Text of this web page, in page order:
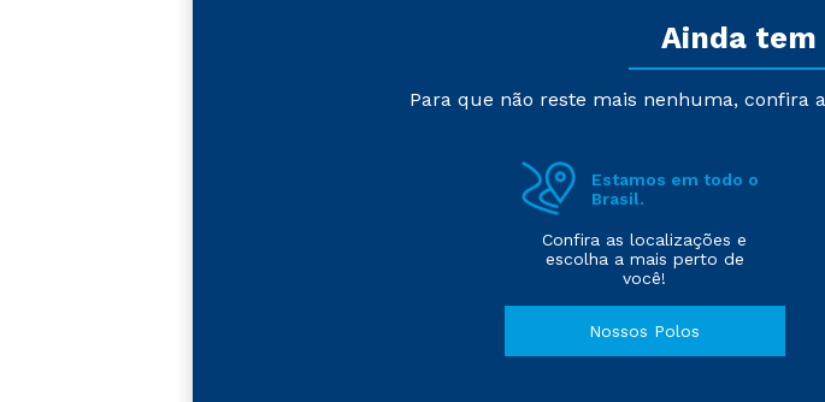
Ainda tem
Para que não reste mais nenhuma, confira
Estamos em todo o
Brasil.
Confira as localizações e
escolha a mais perto de
você!
Nossos Polos